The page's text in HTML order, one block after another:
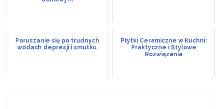
Poruszanie się po trudnych
wodach depresji i smutku
Płytki Ceramiczne w Kuchni:
Praktyczne i Stylowe
Rozwiązania